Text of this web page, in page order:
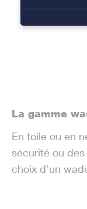
La gamme
En toile ou en
sécurité ou
choix d’un